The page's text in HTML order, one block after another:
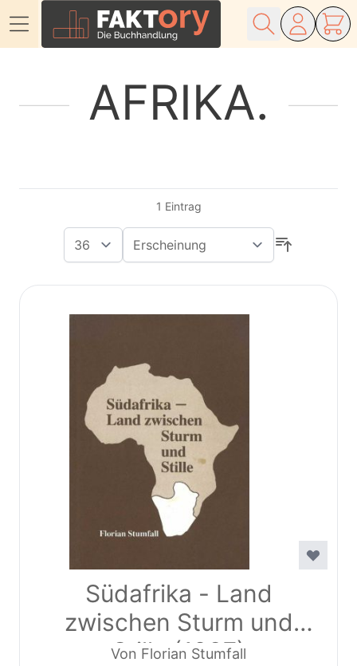
AFRIKA
1 Eintrag
Südafrika - Land
zwischen Sturm und
Stille (1987)
Von Florian Stumfall